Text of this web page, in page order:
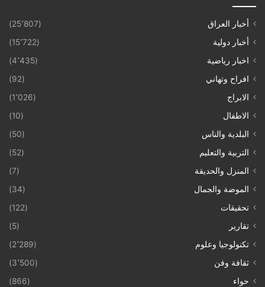
أخبار العراق
(25٬807)
أخبار دولية
(15٬722)
اخبار رياضية
(4٬435)
افراح وتهاني
(92)
الابراج
(1٬026)
الاطفال
(10)
البلدية والناس
(50)
التربية والتعليم
(52)
المنزل والحديقة
(7)
الموضة والجمال
(34)
تحقيقات
(122)
تقارير
(5)
تكنولوجيا وعلوم
(2٬289)
ثقافة وفن
(3٬500)
حواء
(866)